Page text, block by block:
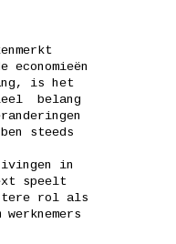
economieën
is het
belang
steeds
in
speelt
rol als